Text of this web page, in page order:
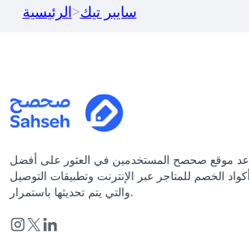
الرئيسية>سايبر تيك
موقع صحصح المستخدمين في العثور على أفضل
أكواد الخصم للمتاجر عبر الإنترنت وتطبيقات التوصيل
والتي يتم تحديثها باستمرار.